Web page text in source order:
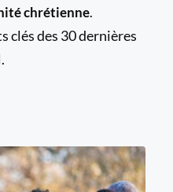
chrétienne.
clés des 30 dernières